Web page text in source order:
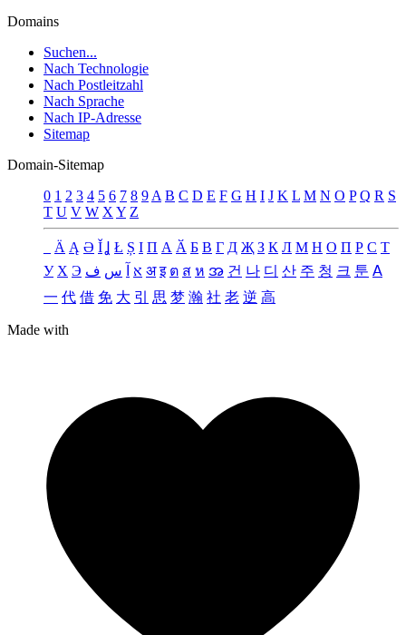
Domains
Suchen...
Nach Technologie
Nach Postleitzahl
Nach Sprache
Nach IP-Adresse
Sitemap
Domain-Sitemap
0 1 2 3 4 5 6 7 8 9 A B C D E F G H I J K L M N O P Q R S
T U V W X Y Z
Ä Ą Ə Ǐ Ʝ Ł Ș Ι Π А Ӑ Б В Г Д Җ З К Л М Н О П Р С Т
У Х Э א س ف अ इ ต ส ห အ 건 나 디 산 주 청 크 툰 ꓮ
一 代 借 免 大 引 思 梦 瀚 社 老 逆 高
Made with